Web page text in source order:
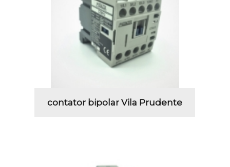
contator bipolar Vila Prudente